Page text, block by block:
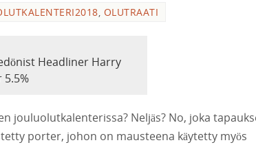
, OLUTRAATI
Headliner Harry
5.5%
jouluolutkalenterissa? Neljäs? No, joka
porter, johon on mausteena käytetty myös